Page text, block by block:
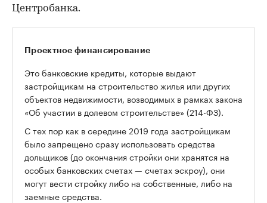
Центробанка.
Проектное финансирование
Это банковские кредиты, которые выдают
застройщикам на строительство жилья или других
объектов недвижимости, возводимых в рамках закона
«Об участии в долевом строительстве» (214-ФЗ).
С тех пор как в середине 2019 года застройщикам
было запрещено сразу использовать средства
дольщиков (до окончания стройки они хранятся на
особых банковских счетах — счетах эскроу), они
могут вести стройку либо на собственные, либо на
заемные средства.